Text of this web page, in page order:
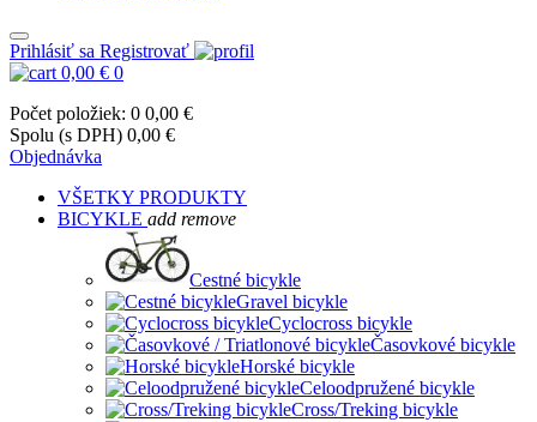
Prihlásiť sa Registrovať
0,00 € 0
Počet položiek: 0 0,00 €
Spolu (s DPH) 0,00 €
Objednávka
VŠETKY PRODUKTY
BICYKLE add remove
Cestné bicykle
Gravel bicykle
Cyclocross bicykle
Časovkové bicykle
Horské bicykle
Celoodpružené bicykle
Cross/Treking bicykle